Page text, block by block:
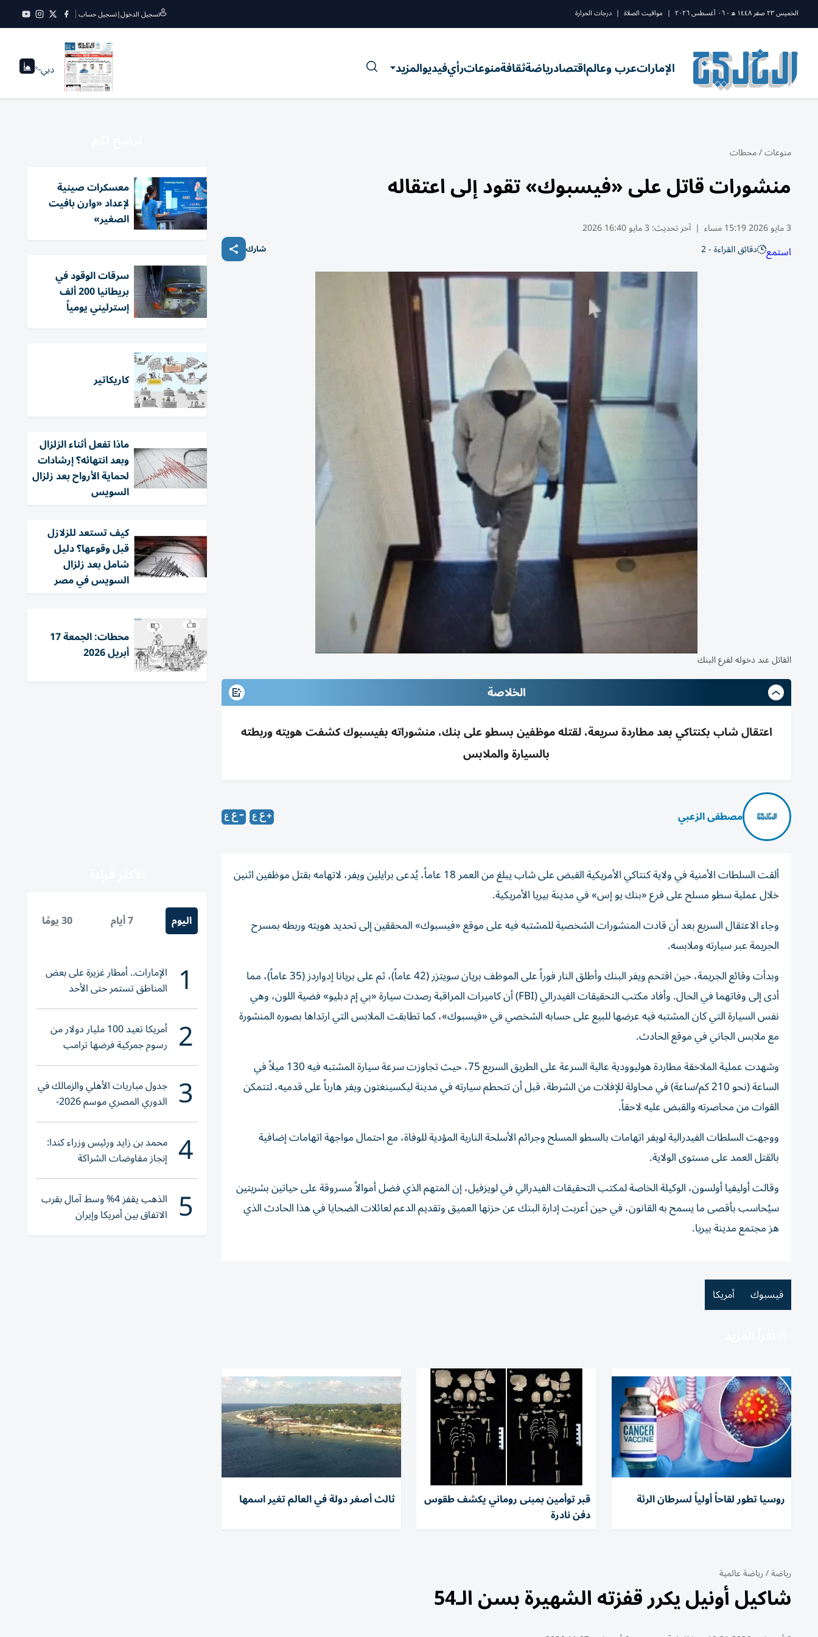
الخميس ٢٣ صفر ١٤٤٨ ه - ٠٦ أغسطس ٢٠٢٦ | مواقيت الصلاة | درجات الحرارة تسجيل الدخول|تسجيل حساب
الإماراتعرب وعالماقتصادرياضةثقافةمنوعاترأيفيديوالمزيد دبي--°
منوعات/محطات
منشورات قاتل على «فيسبوك» تقود إلى اعتقاله
3 مايو 2026 15:19 مساء | آخر تحديث: 3 مايو 16:40 2026
استمع دقائق القراءة - 2 شارك
القاتل عند دخوله لفرع البنك
الخلاصة
اعتقال شاب بكنتاكي بعد مطاردة سريعة، لقتله موظفين بسطو على بنك، منشوراته بفيسبوك كشفت هويته وربطته
بالسيارة والملابس
مصطفى الزعبي
ألقت السلطات الأمنية في ولاية كنتاكي الأمريكية القبض على شاب يبلغ من العمر 18 عاماً، يُدعى برايلين ويفر، لاتهامه بقتل موظفين اثنين
خلال عملية سطو مسلح على فرع «بنك يو إس» في مدينة بيريا الأمريكية.
وجاء الاعتقال السريع بعد أن قادت المنشورات الشخصية للمشتبه فيه على موقع «فيسبوك» المحققين إلى تحديد هويته وربطه بمسرح
الجريمة عبر سيارته وملابسه.
وبدأت وقائع الجريمة، حين اقتحم ويفر البنك وأطلق النار فوراً على الموظف بريان سويتزر (42 عاماً)، ثم على بريانا إدواردز (35 عاماً)، مما
أدى إلى وفاتهما في الحال. وأفاد مكتب التحقيقات الفيدرالي (FBI) أن كاميرات المراقبة رصدت سيارة «بي إم دبليو» فضية اللون، وهي
نفس السيارة التي كان المشتبه فيه عرضها للبيع على حسابه الشخصي في «فيسبوك»، كما تطابقت الملابس التي ارتداها بصوره المنشورة
مع ملابس الجاني في موقع الحادث.
وشهدت عملية الملاحقة مطاردة هوليوودية عالية السرعة على الطريق السريع 75، حيث تجاوزت سرعة سيارة المشتبه فيه 130 ميلاً في
الساعة (نحو 210 كم/ساعة) في محاولة للإفلات من الشرطة، قبل أن تتحطم سيارته في مدينة ليكسينغتون ويفر هارباً على قدميه، لتتمكن
القوات من محاصرته والقبض عليه لاحقاً.
ووجهت السلطات الفيدرالية لويفر اتهامات بالسطو المسلح وجرائم الأسلحة النارية المؤدية للوفاة، مع احتمال مواجهة اتهامات إضافية
بالقتل العمد على مستوى الولاية.
وقالت أوليفيا أولسون، الوكيلة الخاصة لمكتب التحقيقات الفيدرالي في لويزفيل، إن المتهم الذي فضل أموالاً مسروقة على حياتين بشريتين
سيُحاسب بأقصى ما يسمح به القانون، في حين أعربت إدارة البنك عن حزنها العميق وتقديم الدعم لعائلات الضحايا في هذا الحادث الذي
هز مجتمع مدينة بيريا.
فيسبوك أمريكا
روسيا تطور لقاحاً أولياً لسرطان الرئة قبر توأمين بمبنى روماني يكشف طقوس
دفن نادرة
ثالث أصغر دولة في العالم تغير اسمها
رياضة/رياضة عالمية
شاكيل أونيل يكرر قفزته الشهيرة بسن الـ54
معسكرات صينية
لإعداد «وارن بافيت
الصغير»
سرقات الوقود في
بريطانيا 200 ألف
إسترليني يومياً
كاريكاتير
ماذا تفعل أثناء الزلزال
وبعد انتهائه؟ إرشادات
لحماية الأرواح بعد زلزال
السويس
كيف تستعد للزلازل
قبل وقوعها؟ دليل
شامل بعد زلزال
السويس في مصر
محطات: الجمعة 17
أبريل 2026
اليوم 7 أيام 30 يومًا
1 الإمارات.. أمطار غزيرة على بعض
المناطق تستمر حتى الأحد
2 أمريكا تعيد 100 مليار دولار من
رسوم جمركية فرضها ترامب
3 جدول مباريات الأهلي والزمالك في
الدوري المصري موسم 2026-
2027
4 محمد بن زايد ورئيس وزراء كندا:
إنجاز مفاوضات الشراكة
الاقتصادية في وقت قياسي
5 الذهب يقفز 4% وسط آمال بقرب
الاتفاق بين أمريكا وإيران